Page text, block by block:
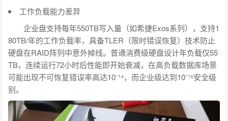
工作负载能力差异
企业盘支持每年550TB写入量（如希捷Exos系列），支持1
80TB/年的工作负载率，具备TLER（限时错误恢复）技术防止
硬盘在RAID阵列中意外掉线。普通消费级硬盘设计年负载仅55
TB，连续运行72小时后性能即开始衰减，在高负载数据库场景
可能出现不可恢复错误率高达10⁻¹⁴，而企业级达到10⁻¹⁶安全级
别。